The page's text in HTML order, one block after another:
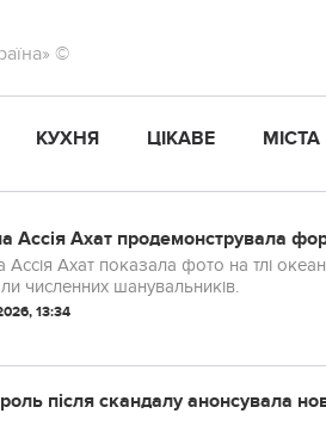
©
КУХНЯ ЦІКАВЕ МІСТА
Ассія Ахат продемонструвала
Ассія Ахат показала фото на тлі
численних шанувальників.
13:34
після скандалу анонсувала